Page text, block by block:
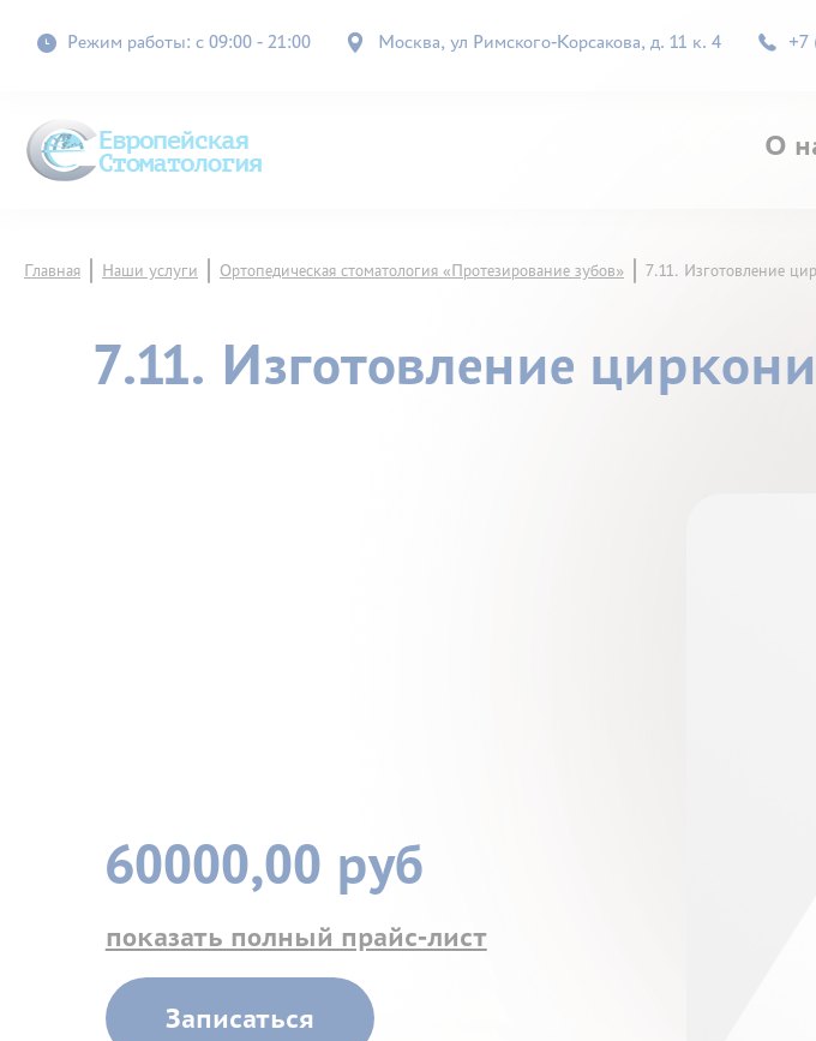
Режим работы: с 09:00 - 21:00 Москва, ул Римского-Корсакова, д. 11 к. 4 +7
О
Главная Наши услуги Ортопедическая стоматология «Протезирование зубов» 7.11. Изготовление
7.11. Изготовление
60000,00 руб
показать полный прайс-лист
Записаться